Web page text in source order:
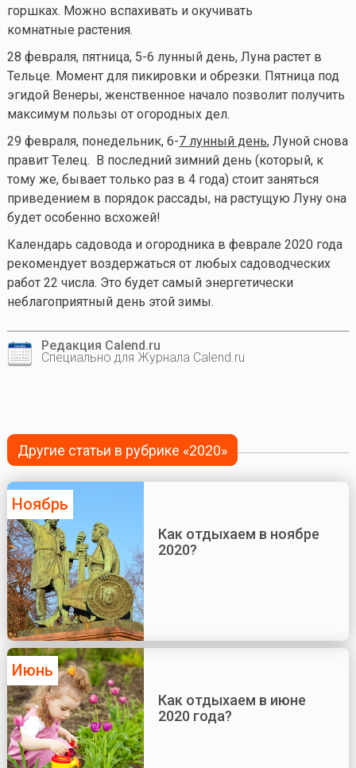
горшках. Можно вспахивать и окучивать
комнатные растения.
28 февраля, пятница, 5-6 лунный день, Луна растет в
Тельце. Момент для пикировки и обрезки. Пятница под
эгидой Венеры, женственное начало позволит получить
максимум пользы от огородных дел.
29 февраля, понедельник, 6-7 лунный день, Луной снова
правит Телец. В последний зимний день (который, к
тому же, бывает только раз в 4 года) стоит заняться
приведением в порядок рассады, на растущую Луну она
будет особенно всхожей!
Календарь садовода и огородника в феврале 2020 года
рекомендует воздержаться от любых садоводческих
работ 22 числа. Это будет самый энергетически
неблагоприятный день этой зимы.
Редакция Calend.ru
Специально для Журнала Calend.ru
Другие статьи в рубрике «2020»
Ноябрь
Как отдыхаем в ноябре
2020?
Июнь
Как отдыхаем в июне
2020 года?